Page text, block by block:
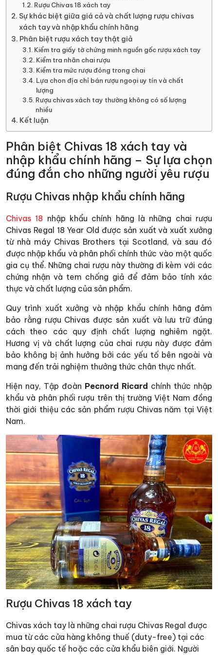
Rượu Chivas 18 xách tay
Sự khác biệt giữa giá cả và chất lượng rượu chivas
xách tay và nhập khẩu chính hãng
Phân biệt rượu xách tay thật giả
Kiểm tra giấy tờ chứng minh nguồn gốc rượu xách tay
Kiểm tra nhãn chai rượu
Kiểm tra mức rượu đóng trong chai
Lựa chon địa chỉ bán rượu ngoại uy tín và chất
lượng
Rượu chivas xách tay thường không có số lượng
nhiều
Kết luận
Phân biệt Chivas 18 xách tay và
nhập khẩu chính hãng – Sự lựa chọn
đúng đắn cho những người yêu rượu
Rượu Chivas nhập khẩu chính hãng
Chivas 18 nhập khẩu chính hãng là những chai rượu
Chivas Regal 18 Year Old được sản xuất và xuất xưởng
từ nhà máy Chivas Brothers tại Scotland, và sau đó
được nhập khẩu và phân phối chính thức vào một quốc
gia cụ thể. Những chai rượu này thường đi kèm với các
chứng nhận và tem chống giả để đảm bảo tính xác
thực và chất lượng của sản phẩm.
Quy trình xuất xưởng và nhập khẩu chính hãng đảm
bảo rằng rượu Chivas được sản xuất và lưu trữ đúng
cách theo các quy định chất lượng nghiêm ngặt.
Hương vị và chất lượng của chai rượu này được đảm
bảo không bị ảnh hưởng bởi các yếu tố bên ngoài và
mang đến trải nghiệm thưởng thức chân thực nhất.
Hiện nay, Tập đoàn Pecnord Ricard chính thức nhập
khẩu và phân phối rượu trên thị trường Việt Nam đồng
thời giới thiệu các sản phẩm rượu Chivas năm tại Việt
Nam.
Rượu Chivas 18 xách tay
Chivas xách tay là những chai rượu Chivas Regal được
mua từ các cửa hàng không thuế (duty-free) tại các
sân bay quốc tế hoặc các cửa khẩu biên giới. Người